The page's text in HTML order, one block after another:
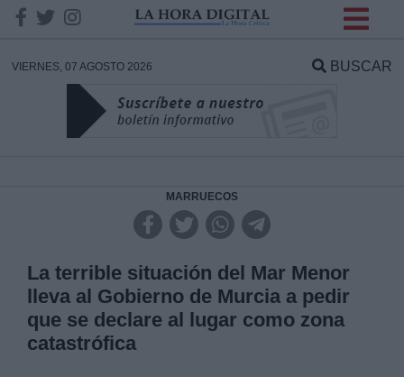
VIERNES, 07 AGOSTO 2026 BUSCAR
MARRUECOS
La terrible situación del Mar Menor
lleva al Gobierno de Murcia a pedir
que se declare al lugar como zona
catastrófica
DATOS
Responsable:
Legitimación: